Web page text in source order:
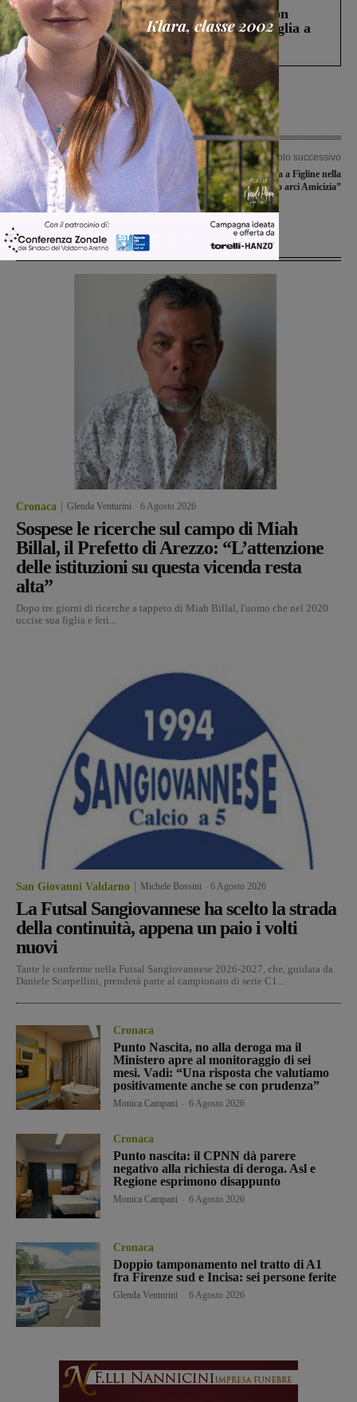
Scomparso da una struttura di Castiglion
Fiorentino l’uomo che aveva ucciso la figlia a
Levane nel 2020
Articolo precedente
Festa della Repubblica: musica e
fuochi d’artificio in piazza Marsilio
Ficino
Articolo successivo
Esordienti in gara a Figline nella
“Coppa circolo arci Amicizia”
Ultime Notizie
Cronaca Glenda Venturini 6 Agosto 2026
Sospese le ricerche sul campo di Miah
Billal, il Prefetto di Arezzo: “L’attenzione
delle istituzioni su questa vicenda resta
alta”
Dopo tre giorni di ricerche a tappeto di Miah Billal, l'uomo che nel 2020
uccise sua figlia e ferì...
San Giovanni Valdarno Michele Bossini 6 Agosto 2026
La Futsal Sangiovannese ha scelto la strada
della continuità, appena un paio i volti
nuovi
Tante le conferme nella Futsal Sangiovannese 2026-2027, che, guidata da
Daniele Scarpellini, prenderà parte al campionato di serie C1...
Cronaca
Punto Nascita, no alla deroga ma il
Ministero apre al monitoraggio di sei
mesi. Vadi: “Una risposta che valutiamo
positivamente anche se con prudenza”
Monica Campani 6 Agosto 2026
Cronaca
Punto nascita: il CPNN dà parere
negativo alla richiesta di deroga. Asl e
Regione esprimono disappunto
Monica Campani 6 Agosto 2026
Cronaca
Doppio tamponamento nel tratto di A1
fra Firenze sud e Incisa: sei persone ferite
Glenda Venturini 6 Agosto 2026